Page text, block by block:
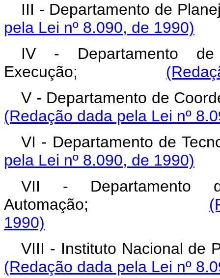
III - Departamento de
pela Lei nº 8.090, de 1990)
IV - Departamento
Execução;
V - Departamento de
(Redação dada pela Lei nº
VI - Departamento
pela Lei nº 8.090, de 1990)
VII - Departamento
Automação;
1990)
VIII - Instituto
(Redação dada pela Lei nº